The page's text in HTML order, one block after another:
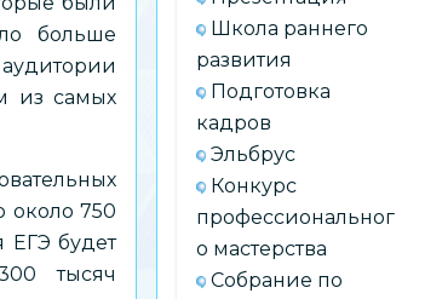
больше
из самых
около 750
ЕГЭ будет
тысяч
Школа раннего
развития
Подготовка
кадров
Эльбрус
Конкурс
профессиональног
о мастерства
Собрание по